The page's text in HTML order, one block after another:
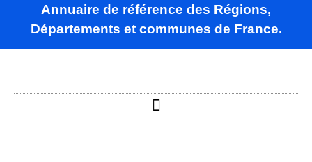
Annuaire de référence des Régions,
Départements et communes de France.